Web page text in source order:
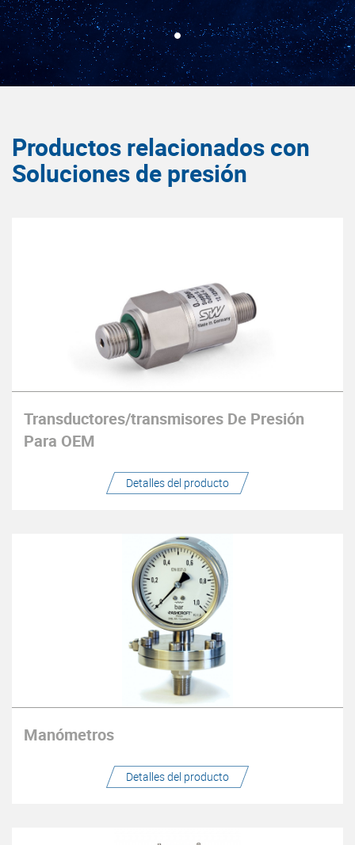
Productos relacionados con
Soluciones de presión
Transductores/transmisores De Presión
Para OEM
Detalles del producto
Manómetros
Detalles del producto